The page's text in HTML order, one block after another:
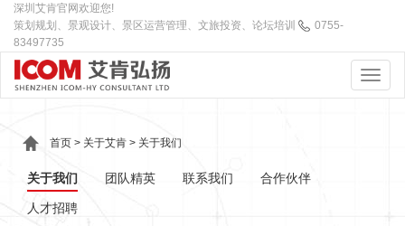
深圳艾肯官网欢迎您!
策划规划、景观设计、景区运营管理、文旅投资、论坛培训
0755-
83497735
首页 > 关于艾肯 > 关于我们
关于我们 团队精英 联系我们 合作伙伴
人才招聘